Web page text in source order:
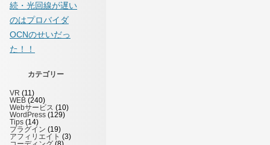
続・光回線が遅い
のはプロバイダ
OCNのせいだっ
た！！
カテゴリー
VR (11)
WEB (240)
Webサービス (10)
WordPress (129)
Tips (14)
プラグイン (19)
アフィリエイト (3)